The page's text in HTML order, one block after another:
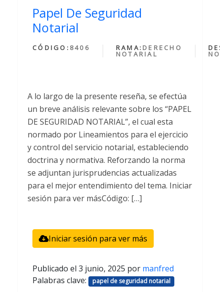
Papel De Seguridad
Notarial
CÓDIGO: 8406 RAMA: DERECHO
NOTARIAL
A lo largo de la presente reseña, se efectúa
un breve análisis relevante sobre los “PAPEL
DE SEGURIDAD NOTARIAL”, el cual esta
normado por Lineamientos para el ejercicio
y control del servicio notarial, estableciendo
doctrina y normativa. Reforzando la norma
se adjuntan jurisprudencias actualizadas
para el mejor entendimiento del tema. Iniciar
sesión para ver másCódigo: […]
Iniciar sesión para ver más
Publicado el 3 junio, 2025 por manfred
Palabras clave:
papel de seguridad notarial